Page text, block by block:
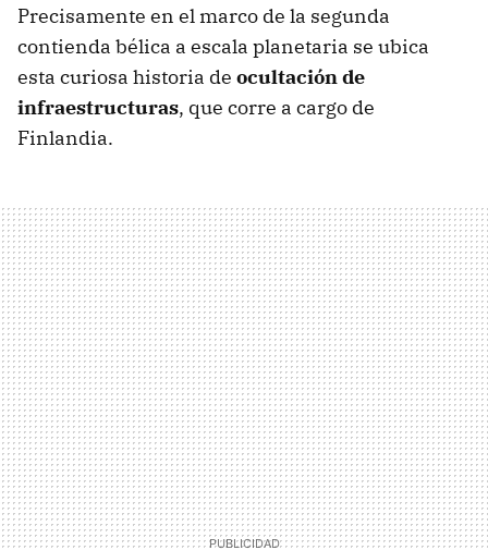
Precisamente en el marco de la segunda
contienda bélica a escala planetaria se ubica
esta curiosa historia de ocultación de
infraestructuras, que corre a cargo de
Finlandia.